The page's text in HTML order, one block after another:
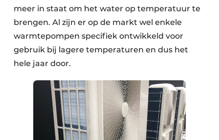
meer in staat om het water op temperatuur te
brengen. Al zijn er op de markt wel enkele
warmtepompen specifiek ontwikkeld voor
gebruik bij lagere temperaturen en dus het
hele jaar door.